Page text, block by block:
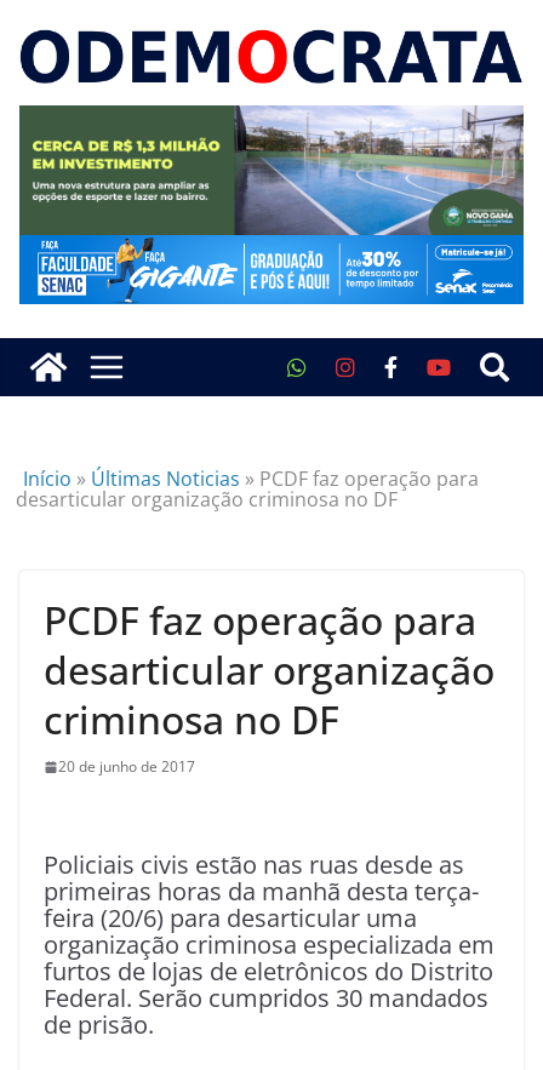
Início » Últimas Noticias » PCDF faz operação para
desarticular organização criminosa no DF
PCDF faz operação para
desarticular organização
criminosa no DF
20 de junho de 2017
Policiais civis estão nas ruas desde as
primeiras horas da manhã desta terça-
feira (20/6) para desarticular uma
organização criminosa especializada em
furtos de lojas de eletrônicos do Distrito
Federal. Serão cumpridos 30 mandados
de prisão.